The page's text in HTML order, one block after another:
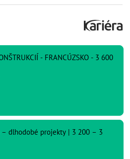
- FRANCÚZSKO - 3 600
– dlhodobé projekty | 3 200 – 3